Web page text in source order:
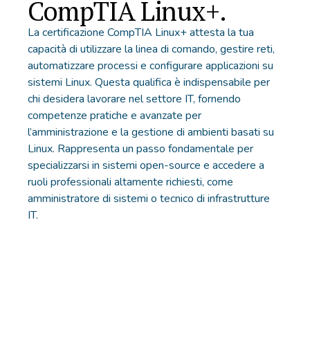
CompTIA Linux+.
La certificazione CompTIA Linux+ attesta la tua
capacità di utilizzare la linea di comando, gestire reti,
automatizzare processi e configurare applicazioni su
sistemi Linux. Questa qualifica è indispensabile per
chi desidera lavorare nel settore IT, fornendo
competenze pratiche e avanzate per
l’amministrazione e la gestione di ambienti basati su
Linux. Rappresenta un passo fondamentale per
specializzarsi in sistemi open-source e accedere a
ruoli professionali altamente richiesti, come
amministratore di sistemi o tecnico di infrastrutture
IT.